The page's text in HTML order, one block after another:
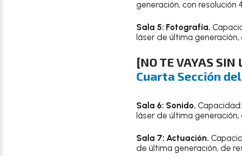
generación, con resolución
Sala 5: Fotografía.
láser de última generación,
[NO TE VAYAS SIN
Cuarta Sección
Sala 6: Sonido.
láser de última generación,
Sala 7: Actuación.
de última generación, de